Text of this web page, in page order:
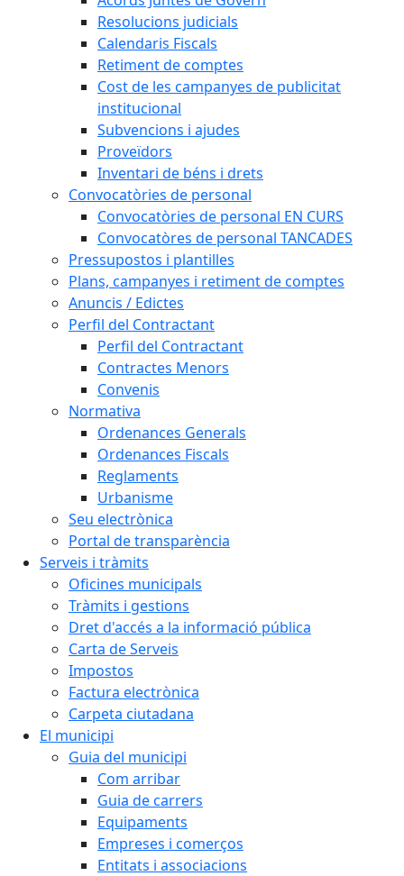
Resolucions judicials
Calendaris Fiscals
Retiment de comptes
Cost de les campanyes de publicitat
institucional
Subvencions i ajudes
Proveïdors
Inventari de béns i drets
Convocatòries de personal
Convocatòries de personal EN CURS
Convocatòres de personal TANCADES
Pressupostos i plantilles
Plans, campanyes i retiment de comptes
Anuncis / Edictes
Perfil del Contractant
Perfil del Contractant
Contractes Menors
Convenis
Normativa
Ordenances Generals
Ordenances Fiscals
Reglaments
Urbanisme
Seu electrònica
Portal de transparència
Serveis i tràmits
Oficines municipals
Tràmits i gestions
Dret d'accés a la informació pública
Carta de Serveis
Impostos
Factura electrònica
Carpeta ciutadana
El municipi
Guia del municipi
Com arribar
Guia de carrers
Equipaments
Empreses i comerços
Entitats i associacions